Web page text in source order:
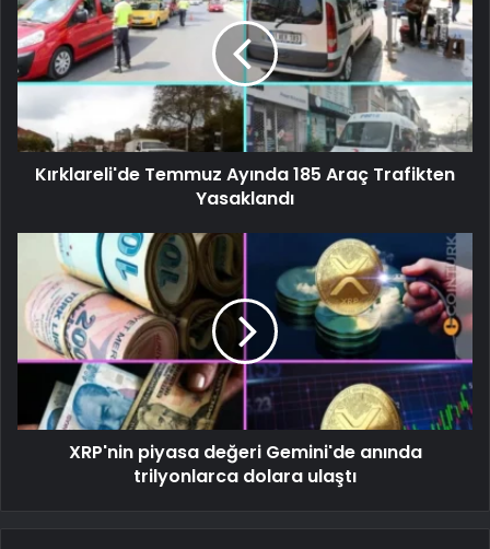
Kırklareli'de Temmuz Ayında 185 Araç Trafikten
Yasaklandı
XRP'nin piyasa değeri Gemini'de anında
trilyonlarca dolara ulaştı